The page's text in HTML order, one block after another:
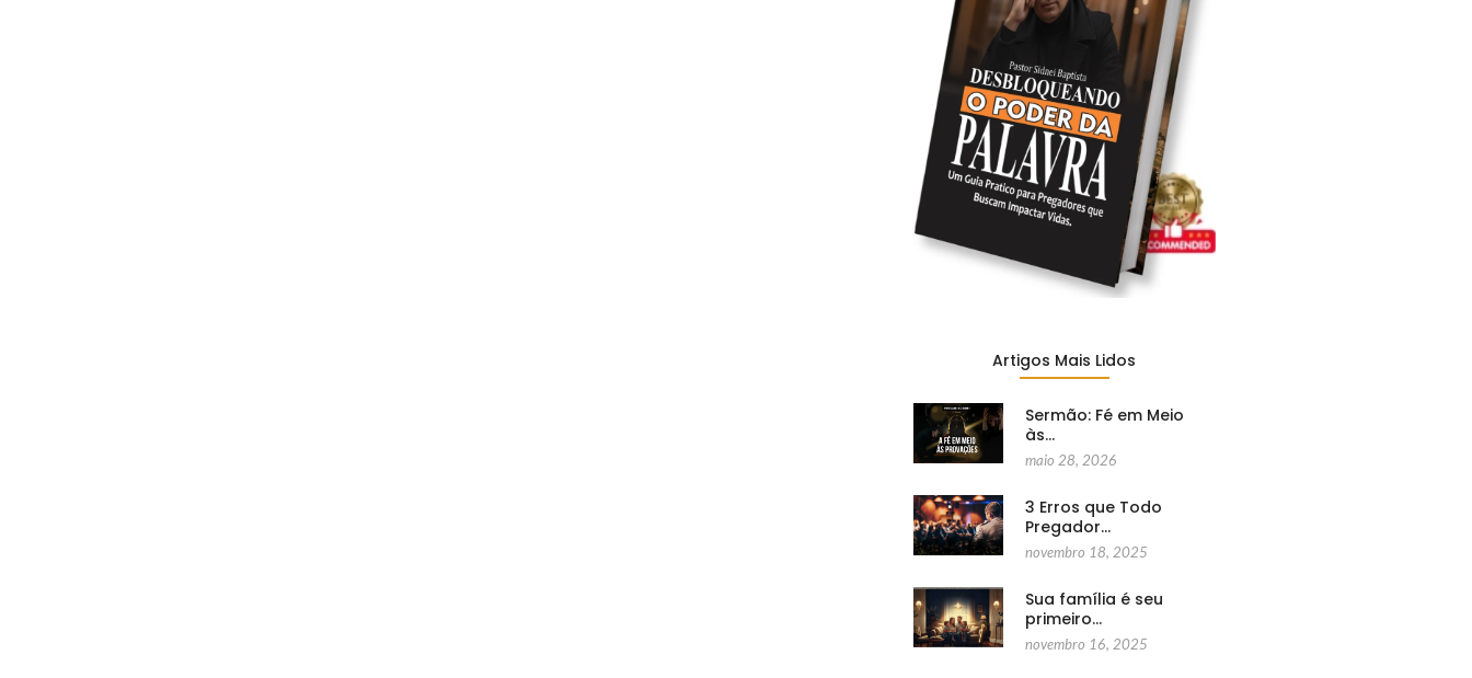
Artigos Mais Lidos
Sermão: Fé em Meio
às…
maio 28, 2026
3 Erros que Todo
Pregador…
novembro 18, 2025
Sua família é seu
primeiro…
novembro 16, 2025